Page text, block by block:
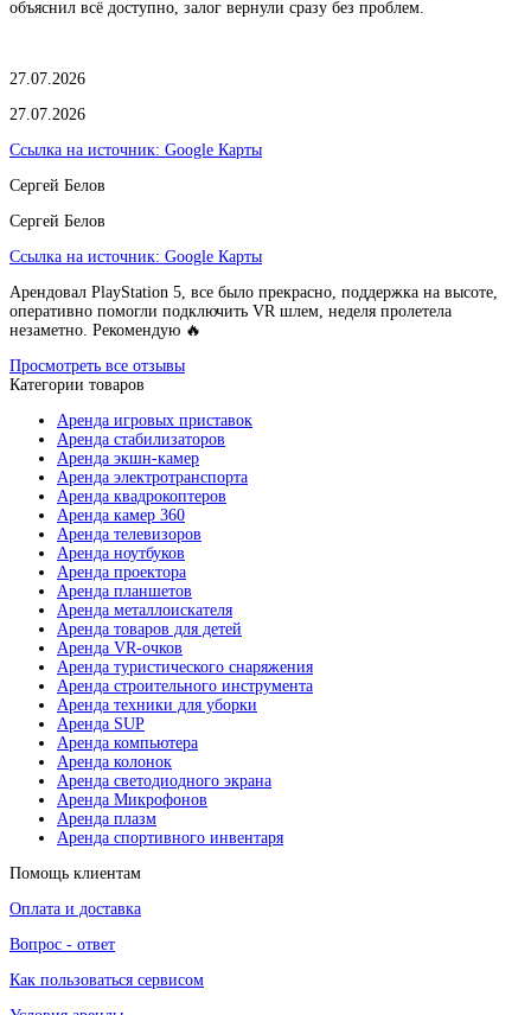
объяснил всё доступно, залог вернули сразу без проблем.
27.07.2026
27.07.2026
Ссылка на источник: Google Карты
Сергей Белов
Сергей Белов
Ссылка на источник: Google Карты
Арендовал PlayStation 5, все было прекрасно, поддержка на высоте,
оперативно помогли подключить VR шлем, неделя пролетела
незаметно. Рекомендую 🔥
Просмотреть все отзывы
Категории товаров
Аренда игровых приставок
Аренда стабилизаторов
Аренда экшн-камер
Аренда электротранспорта
Аренда квадрокоптеров
Аренда камер 360
Аренда телевизоров
Аренда ноутбуков
Аренда проектора
Аренда планшетов
Аренда металлоискателя
Аренда товаров для детей
Аренда VR-очков
Аренда туристического снаряжения
Аренда строительного инструмента
Аренда техники для уборки
Аренда SUP
Аренда компьютера
Аренда колонок
Аренда светодиодного экрана
Аренда Микрофонов
Аренда плазм
Аренда спортивного инвентаря
Помощь клиентам
Оплата и доставка
Вопрос - ответ
Как пользоваться сервисом